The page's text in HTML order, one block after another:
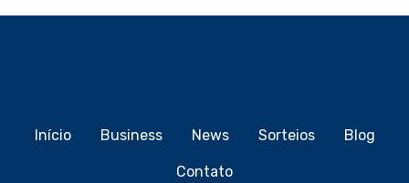
Início Business News Sorteios Blog
Contato